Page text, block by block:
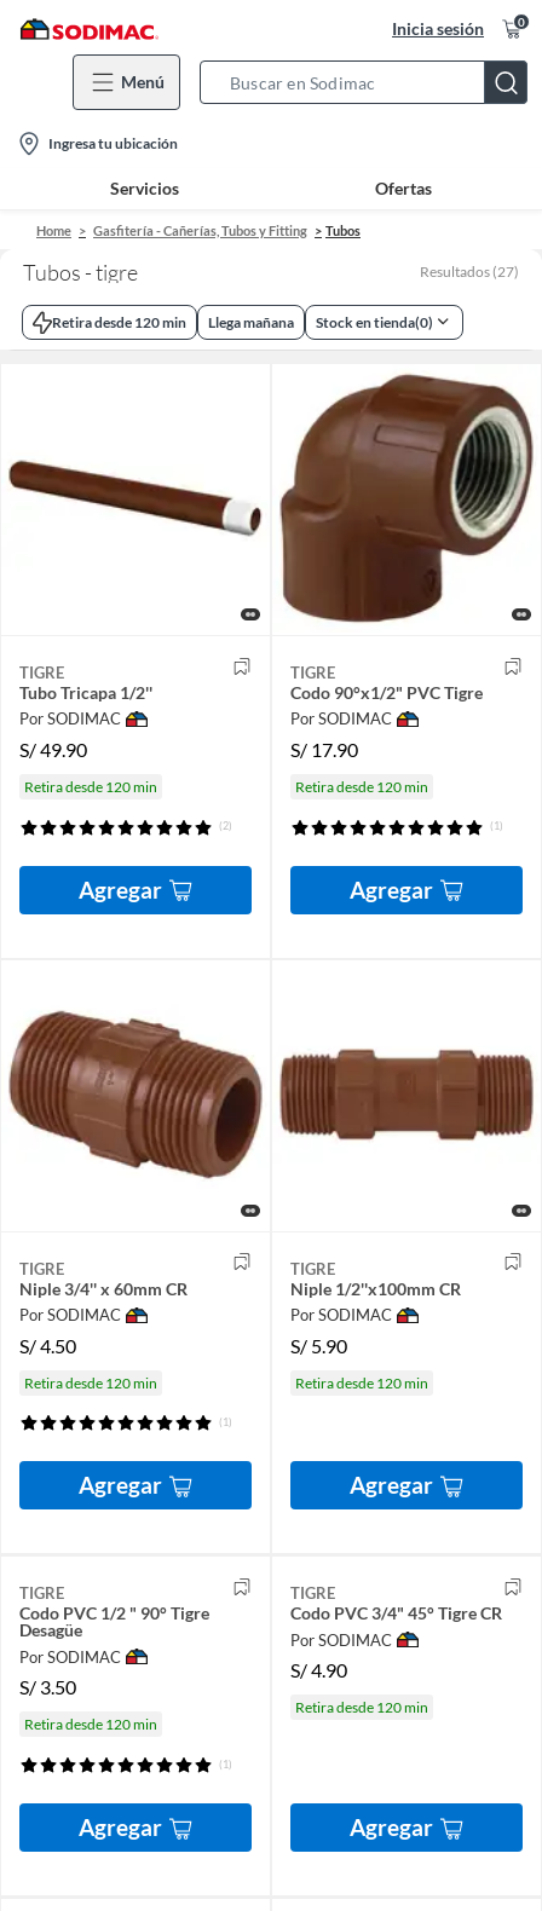
Inicia sesión 0
Menú
Bar
location-
icon
Ingresa tu ubicación
Servicios Ofertas
Home Gasfitería - Cañerías, Tubos y Fitting Tubos
Tubos - tigre Resultados (27)
Retira desde 120 min Llega mañana Stock en tienda(0)
TIGRE
Tubo Tricapa 1/2''
Por SODIMAC
S/49.90
Retira desde 120 min
(2)
Agregar
TIGRE
Codo 90°x1/2" PVC Tigre
Por SODIMAC
S/ 17.90
Retira desde 120 min
(1)
Agregar
TIGRE
Niple 3/4'' x 60mm CR
Por SODIMAC
S/4.50
Retira desde 120 min
(1)
Agregar
TIGRE
Niple 1/2''x100mm CR
Por SODIMAC
S/ 5.90
Retira desde 120 min
Agregar
TIGRE
Codo PVC 1/2 " 90° Tigre
Desagüe
Por SODIMAC
S/ 3.50
Retira desde 120 min
(1)
Agregar
TIGRE
Codo PVC 3/4" 45° Tigre CR
Por SODIMAC
S/4.90
Retira desde 120 min
Agregar